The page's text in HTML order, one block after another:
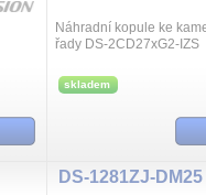
Náhradní kopule ke
řady DS-2CD27xG2-IZS
skladem
DS-1281ZJ-DM25